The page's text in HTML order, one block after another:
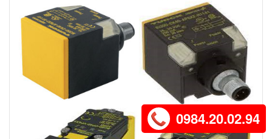
0984.20.02.94